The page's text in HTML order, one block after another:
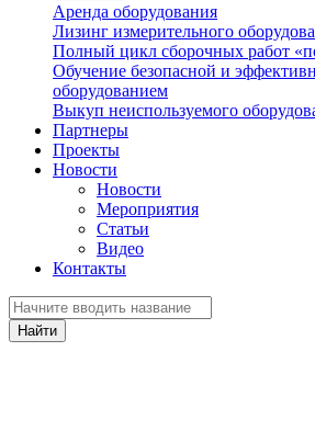
Аренда оборудования
Лизинг измерительного
Полный цикл сборочных работ
Обучение безопасной и
оборудованием
Выкуп неиспользуемого
Партнеры
Проекты
Новости
Новости
Мероприятия
Статьи
Видео
Контакты
Найти